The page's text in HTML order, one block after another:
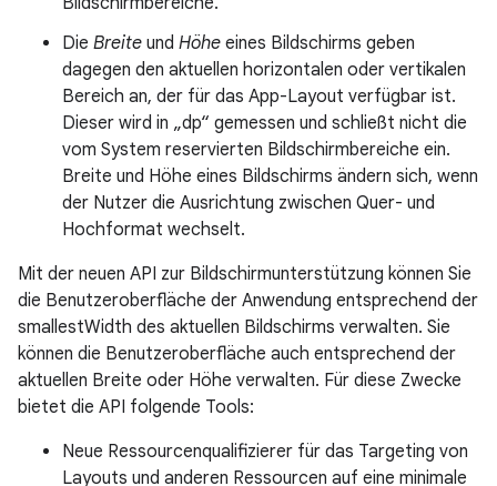
Die Breite und Höhe eines Bildschirms geben
dagegen den aktuellen horizontalen oder vertikalen
Bereich an, der für das App-Layout verfügbar ist.
Dieser wird in „dp“ gemessen und schließt nicht die
vom System reservierten Bildschirmbereiche ein.
Breite und Höhe eines Bildschirms ändern sich, wenn
der Nutzer die Ausrichtung zwischen Quer- und
Hochformat wechselt.
Mit der neuen API zur Bildschirmunterstützung können Sie
die Benutzeroberfläche der Anwendung entsprechend der
smallestWidth des aktuellen Bildschirms verwalten. Sie
können die Benutzeroberfläche auch entsprechend der
aktuellen Breite oder Höhe verwalten. Für diese Zwecke
bietet die API folgende Tools:
Neue Ressourcenqualifizierer für das Targeting von
Layouts und anderen Ressourcen auf eine minimale